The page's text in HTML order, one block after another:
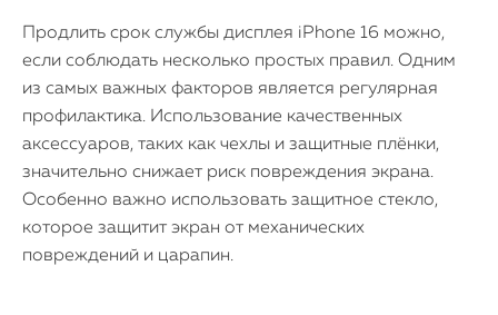
Продлить срок службы дисплея iPhone 16 можно,
если соблюдать несколько простых правил. Одним
из самых важных факторов является регулярная
профилактика. Использование качественных
аксессуаров, таких как чехлы и защитные плёнки,
значительно снижает риск повреждения экрана.
Особенно важно использовать защитное стекло,
которое защитит экран от механических
повреждений и царапин.